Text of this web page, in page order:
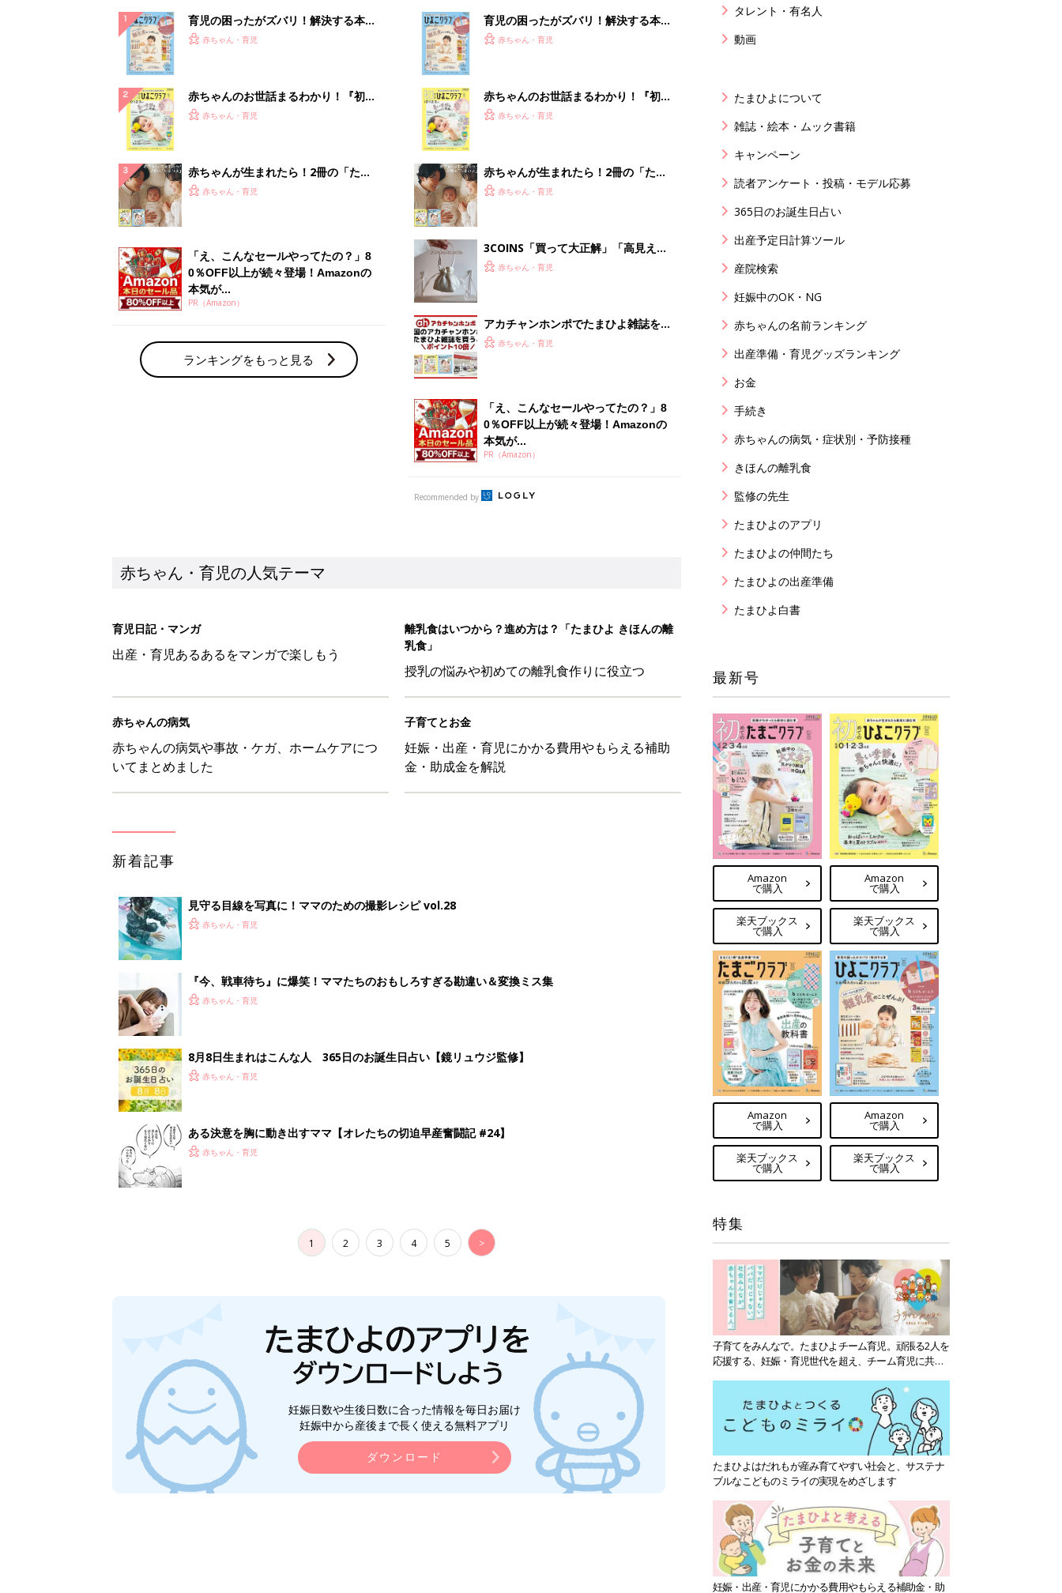
育児の困ったがズバリ！解決する本
『ひよこクラブ 秋号』 4カ月～2才
赤ちゃん・育児
赤ちゃんのお世話まるわかり！『初め
てのひよこクラブ 夏号』〈巻頭大特
赤ちゃん・育児
赤ちゃんが生まれたら！2冊の「たま
ひよ」
赤ちゃん・育児
「え、こんなセールやってたの？」8
0％OFF以上が続々登場！Amazonの
本気が...
PR（Amazon）
ランキングをもっと見る
育児の困ったがズバリ！解決する本
『ひよこクラブ 秋号』 4カ月～2才
赤ちゃん・育児
赤ちゃんのお世話まるわかり！『初め
てのひよこクラブ 夏号』〈巻頭大特
赤ちゃん・育児
赤ちゃんが生まれたら！2冊の「たま
ひよ」
赤ちゃん・育児
3COINS「買って大正解」「高見えで
可愛すぎ」大人気のファッショングッ
赤ちゃん・育児
アカチャンホンポでたまひよ雑誌を買
うとポイント10倍【期間限定】
赤ちゃん・育児
「え、こんなセールやってたの？」8
0％OFF以上が続々登場！Amazonの
本気が...
PR（Amazon）
Recommended by
赤ちゃん・育児の人気テーマ
育児日記・マンガ
出産・育児あるあるをマンガで楽しもう
離乳食はいつから？進め方は？「たまひよ きほんの離
乳食」
授乳の悩みや初めての離乳食作りに役立つ
赤ちゃんの病気
赤ちゃんの病気や事故・ケガ、ホームケアにつ
いてまとめました
子育てとお金
妊娠・出産・育児にかかる費用やもらえる補助
金・助成金を解説
新着記事
見守る目線を写真に！ママのための撮影レシピ vol.28
赤ちゃん・育児
『今、戦車待ち』に爆笑！ママたちのおもしろすぎる勘違い＆変換ミス集
赤ちゃん・育児
8月8日生まれはこんな人 365日のお誕生日占い【鏡リュウジ監修】
赤ちゃん・育児
ある決意を胸に動き出すママ【オレたちの切迫早産奮闘記 #24】
赤ちゃん・育児
1 2 3 4 5 >
妊娠日数や生後日数に合った情報を毎日お届け
妊娠中から産後まで長く使える無料アプリ
ダウンロード
タレント・有名人
動画
たまひよについて
雑誌・絵本・ムック書籍
キャンペーン
読者アンケート・投稿・モデル応募
365日のお誕生日占い
出産予定日計算ツール
産院検索
妊娠中のOK・NG
赤ちゃんの名前ランキング
出産準備・育児グッズランキング
お金
手続き
赤ちゃんの病気・症状別・予防接種
きほんの離乳食
監修の先生
たまひよのアプリ
たまひよの仲間たち
たまひよの出産準備
たまひよ白書
最新号
Amazon
で購入
楽天ブックス
で購入
Amazon
で購入
楽天ブックス
で購入
Amazon
で購入
楽天ブックス
で購入
Amazon
で購入
楽天ブックス
で購入
特集
子育てをみんなで。たまひよチーム育児。頑張る2人を
応援する、妊娠・育児世代を超え、チーム育児に共感
たまひよはだれもが産み育てやすい社会と、サステナ
ブルなこどものミライの実現をめざします
妊娠・出産・育児にかかる費用やもらえる補助金・助